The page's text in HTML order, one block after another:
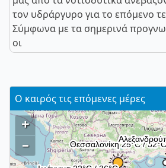
τον υδράργυρο για το επόμενο
Σύμφωνα με τα σημερινά
οι
Ο καιρός τις επόμενες μέρες
+
–